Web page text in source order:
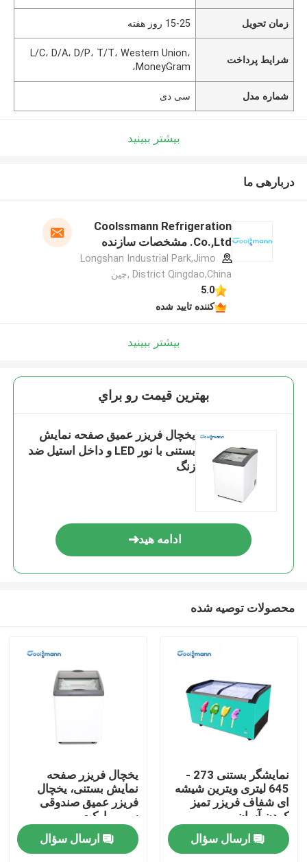
صفحه اصلی
زمان تحویل 15-25 روز هفته
شرایط پرداخت
L/C، D/A، D/P، T/T، Western Union،
MoneyGram،
شماره مدل سی دی
بیشتر ببینید
دربارهی ما
Coolssmann Refrigeration
Co.,Ltd. مشخصات سازنده
Longshan Industrial Park,Jimo
District Qingdao,China ,چین
5.0
کننده تایید شده
بیشتر ببینید
بهترين قيمت رو براي
یخچال فریزر عمیق صفحه نمایش
بستنی با نور LED و داخل استیل ضد
زنگ
ادامه هید
محصولات توصیه شده
نمایشگر بستنی 273 -
645 لیتری ویترین شیشه
ای شفاف فریزر تمیز
کردن آسان
ارسال سؤال
یخچال فریزر صفحه
نمایش بستنی، یخچال
فریزر عمیق صندوقی
سوپرمارکت
ارسال سؤال